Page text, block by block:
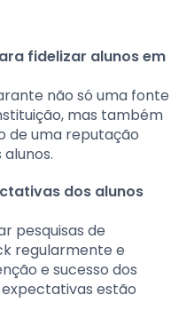
fidelizar alunos em
não só uma fonte
mas também
de uma reputação
dos alunos
pesquisas de
regularmente e
e sucesso dos
estão